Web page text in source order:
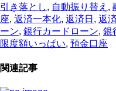
引き落とし, 自動振り替え ,
座, 返済一本化, 返済日 , 返
ーン, 銀行カードローン, 銀
限度額いっぱい, 預金口座
関連記事